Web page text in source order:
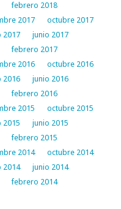
febrero 2018
2017
octubre 2017
2017
junio 2017
febrero 2017
2016
octubre 2016
2016
junio 2016
febrero 2016
2015
octubre 2015
2015
junio 2015
febrero 2015
2014
octubre 2014
2014
junio 2014
febrero 2014